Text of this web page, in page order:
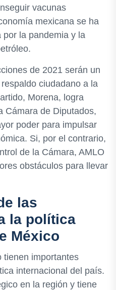
vacunas
mexicana se ha
la pandemia y la
de 2021 serán un
ciudadano a la
Morena, logra
Cámara de Diputados,
poder para impulsar
Si, por el contrario,
de la Cámara, AMLO
obstáculos para llevar
las
la política
México
tienen importantes
internacional del país.
en la región y tiene